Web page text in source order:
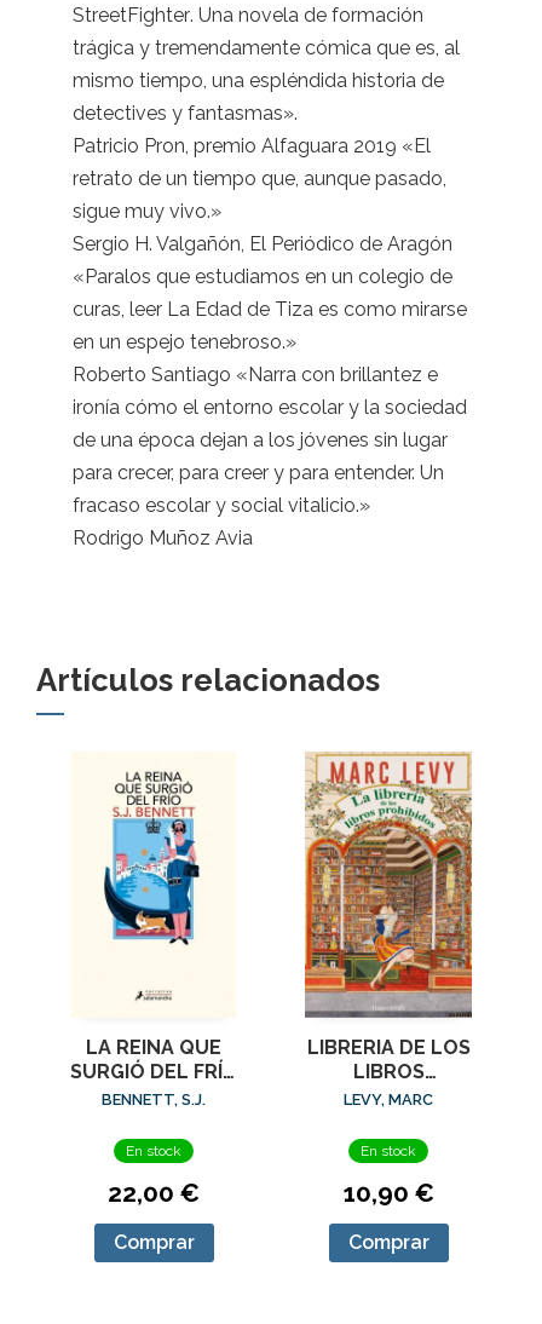
StreetFighter. Una novela de formación
trágica y tremendamente cómica que es, al
mismo tiempo, una espléndida historia de
detectives y fantasmas».
Patricio Pron, premio Alfaguara 2019 «El
retrato de un tiempo que, aunque pasado,
sigue muy vivo.»
Sergio H. Valgañón, El Periódico de Aragón
«Paralos que estudiamos en un colegio de
curas, leer La Edad de Tiza es como mirarse
en un espejo tenebroso.»
Roberto Santiago «Narra con brillantez e
ironía cómo el entorno escolar y la sociedad
de una época dejan a los jóvenes sin lugar
para crecer, para creer y para entender. Un
fracaso escolar y social vitalicio.»
Rodrigo Muñoz Avia
Artículos relacionados
LA REINA QUE
SURGIÓ DEL FRÍO
(SU MAJESTAD, LA
INVESTIGADORA 5)
BENNETT, S.J.
En stock
22,00 €
Comprar
LIBRERIA DE LOS
LIBROS
PROHIBIDOS, LA
LEVY, MARC
En stock
10,90 €
Comprar